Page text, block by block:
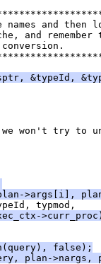
names and then
and remember
&typeId,
won't try to
>args[i],
typmod,
false);
plan->nargs,